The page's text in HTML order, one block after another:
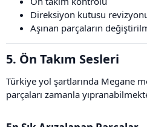
Direksiyon kutusu
Aşınan parçaların
5. Ön Takım Sesleri​
Türkiye yol şartlarında Megane
parçaları zamanla